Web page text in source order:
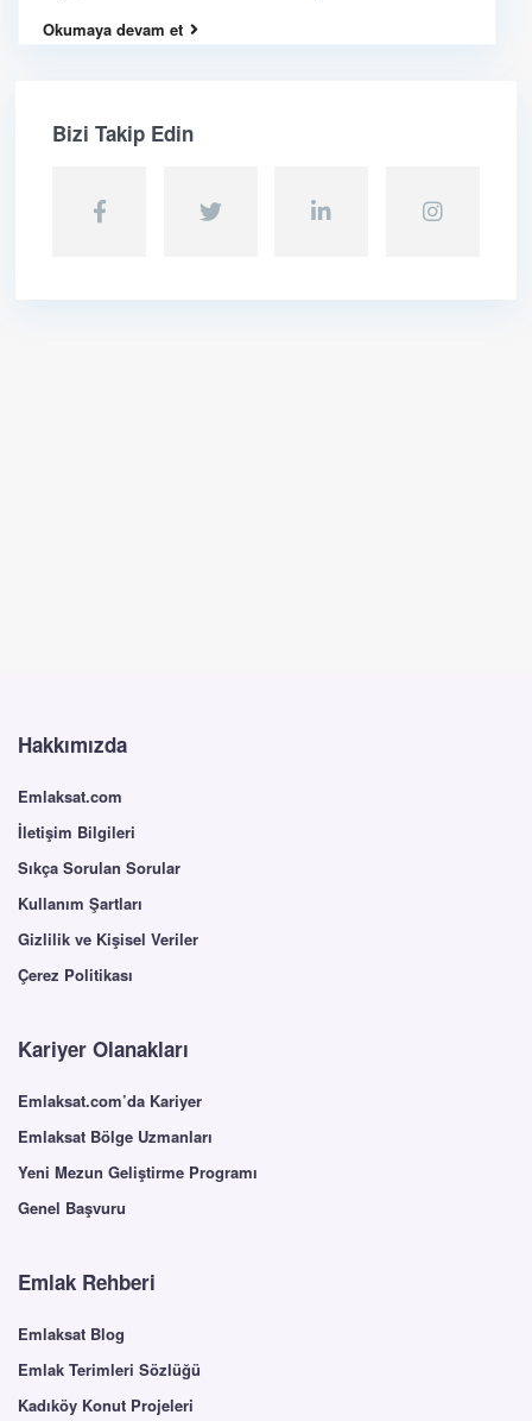
Okumaya devam et
Bizi Takip Edin
Hakkımızda
Emlaksat.com
İletişim Bilgileri
Sıkça Sorulan Sorular
Kullanım Şartları
Gizlilik ve Kişisel Veriler
Çerez Politikası
Kariyer Olanakları
Emlaksat.com’da Kariyer
Emlaksat Bölge Uzmanları
Yeni Mezun Geliştirme Programı
Genel Başvuru
Emlak Rehberi
Emlaksat Blog
Emlak Terimleri Sözlüğü
Kadıköy Konut Projeleri